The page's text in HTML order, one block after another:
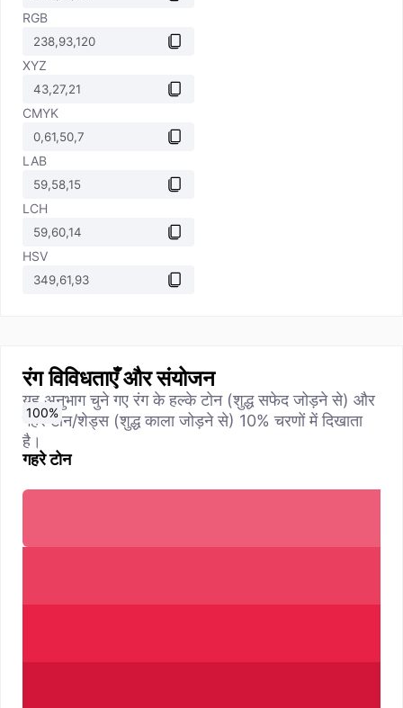
RGB
XYZ
CMYK
LAB
LCH
HSV
रंग विविधताएँ और संयोजन
यह अनुभाग चुने गए रंग के हल्के टोन (शुद्ध सफेद जोड़ने से) और
गहरे टोन/शेड्स (शुद्ध काला जोड़ने से) 10% चरणों में दिखाता
है।
गहरे टोन
0%
10%
20%
30%
40%
50%
60%
70%
80%
90%
100%